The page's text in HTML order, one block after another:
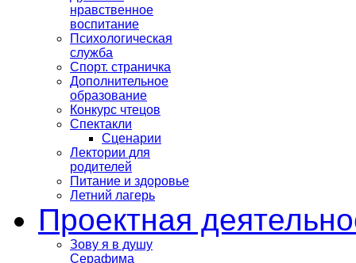
нравственное
воспитание
Психологическая
служба
Спорт. страничка
Дополнительное
образование
Конкурс чтецов
Спектакли
Сценарии
Лектории для
родителей
Питание и здоровье
Летний лагерь
Проектная
Зову я в душу
Серафима